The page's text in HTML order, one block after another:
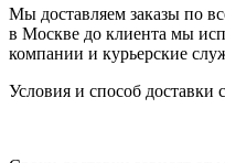
Мы доставляем заказы по
в Москве до клиента мы
компании и курьерские
Условия и способ доставки